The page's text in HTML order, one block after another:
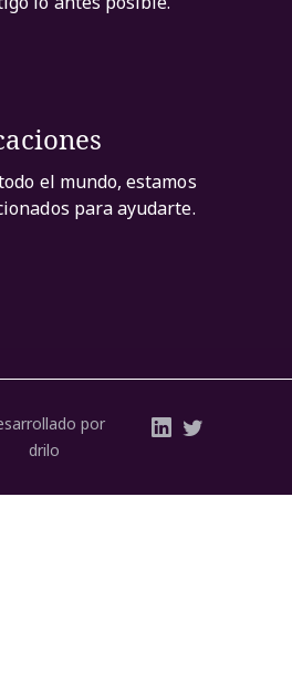
el mundo, estamos
para ayudarte.
por
drilo